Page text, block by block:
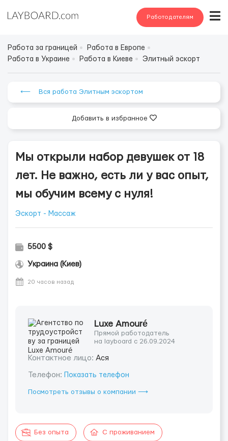
Работодателям
Работа за границей
Работа в Европе
Работа в Украине
Работа в Киеве Элитный эскорт
⟵ Вся работа Элитным эскортом
Добавить в избранное
Мы открыли набор девушек от 18
лет. Не важно, есть ли у вас опыт,
мы обучим всему с нуля!
Эскорт - Массаж
5500 $
Украина (Киев)
20 часов назад
Luxe Amouré
Прямой работодатель
на layboard с 26.09.2024
Контактное лицо: Ася
Телефон: Показать телефон
Посмотреть отзывы о компании ⟶
Без опыта С проживанием